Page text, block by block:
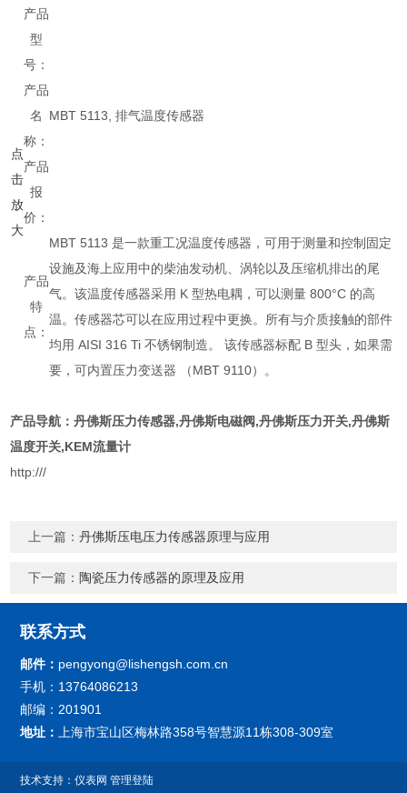
点
击
放
大
产品
型
号：
产品
名
称：
MBT 5113, 排气温度传感器
产品
报
价：
产品
特
点：
MBT 5113 是一款重工况温度传感器，可用于测量和控制固定
设施及海上应用中的柴油发动机、涡轮以及压缩机排出的尾
气。该温度传感器采用 K 型热电耦，可以测量 800°C 的高
温。传感器芯可以在应用过程中更换。所有与介质接触的部件
均用 AISI 316 Ti 不锈钢制造。 该传感器标配 B 型头，如果需
要，可内置压力变送器 （MBT 9110）。
产品导航：丹佛斯压力传感器,丹佛斯电磁阀,丹佛斯压力开关,丹佛斯
温度开关,KEM流量计
http:///
上一篇：丹佛斯压电压力传感器原理与应用
下一篇： 陶瓷压力传感器的原理及应用
联系方式
邮件： pengyong@lishengsh.com.cn
手机：13764086213
邮编：201901
地址：
上海市宝山区梅林路358号智慧源11栋308-309室
技术支持：仪表网 管理登陆